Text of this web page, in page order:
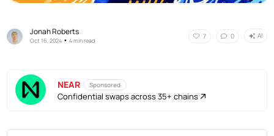
Jonah Roberts
Oct 16, 2024 •4 min read
7 0 AI
NEAR Sponsored
Confidential swaps across 35+ chains